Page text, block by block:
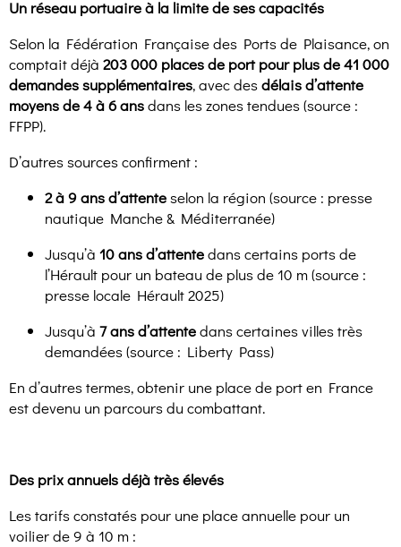
Un réseau portuaire à la limite de ses capacités
Selon la Fédération Française des Ports de Plaisance, on
comptait déjà 203 000 places de port pour plus de 41 000
demandes supplémentaires, avec desdélais d’attente
moyens de 4 à 6 ansdans les zones tendues (source :
FFPP).
D’autres sources confirment :
2 à 9 ans d’attenteselon la région (source : presse
nautique Manche & Méditerranée)
Jusqu’à 10 ans d’attentedans certains ports de
l’Hérault pour un bateau de plus de 10 m (source :
presse locale Hérault 2025)
Jusqu’à 7 ans d’attentedans certaines villes très
demandées (source : Liberty Pass)
En d’autres termes, obtenir une place de port en France
est devenu un parcours du combattant.
Des prix annuels déjà très élevés
Les tarifs constatés pour une place annuelle pour un
voilier de 9 à 10 m :